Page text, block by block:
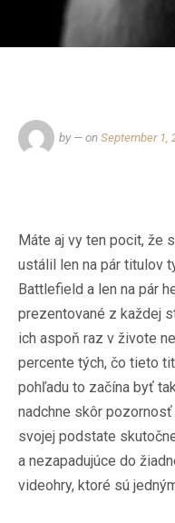
by — on September 1,
Máte aj vy ten pocit, že
ustálil len na pár titulov
Battlefield a len na pár
prezentované z každej
ich aspoň raz v živote
percente tých, čo tieto
pohľadu to začína byť
nadchne skôr
svojej podstate
a nezapadujúce do
videohry, ktoré sú